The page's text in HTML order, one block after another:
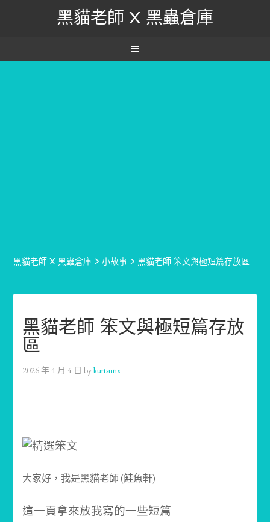
黑貓老師 X 黑蟲倉庫
黑貓老師 X 黑蟲倉庫 >小故事 >黑貓老師 笨文與極短篇存放區
黑貓老師 笨文與極短篇存放
區
2026 年 4 月 4 日 bykurtsunx
大家好，我是黑貓老師 (鮭魚軒)
這一頁拿來放我寫的一些短篇